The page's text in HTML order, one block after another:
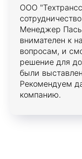
ООО
Менеджер
внимателен к
вопросам, и
решение для
были
Рекомендуем
компанию.